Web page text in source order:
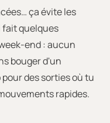
ça évite les
fait quelques
end : aucun
bouger d'un
des sorties où tu
rapides.